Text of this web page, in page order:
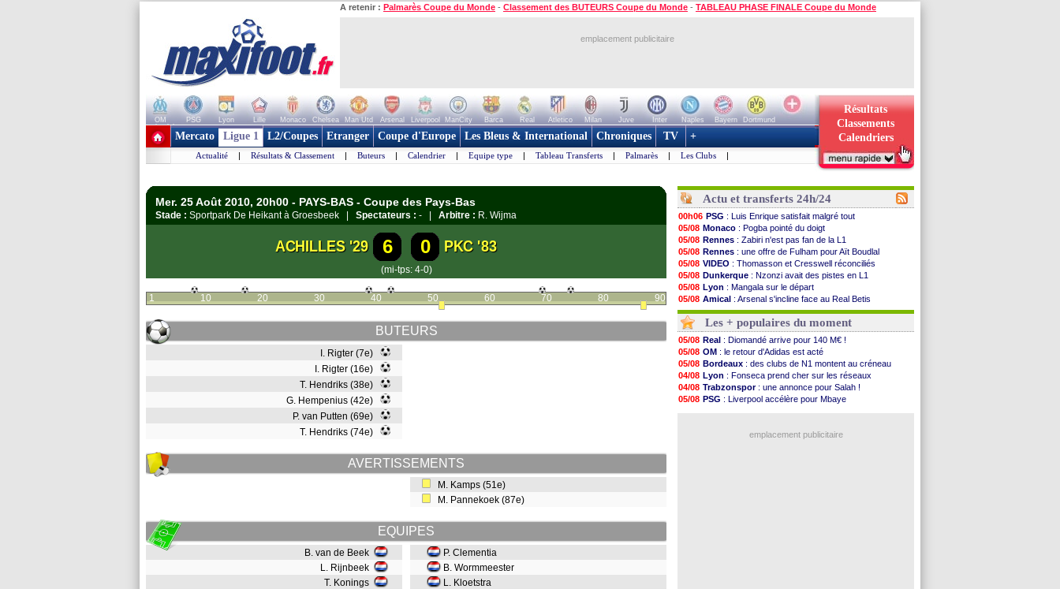
A retenir : Palmarès Coupe du Monde - Classement des BUTEURS Coupe du Monde - TABLEAU PHASE FINALE Coupe du Monde
emplacement publicitaire
OM PSG Lyon Lille Monaco Chelsea Man Utd Arsenal Liverpool ManCity Barca Real Atletico Milan Juve Inter Naples Bayern
Dortmund
+ de clubs
Résultats
Classements
Calendriers
Mercato Ligue 1 L2/Coupes Etranger Coupe d'Europe Les Bleus & International Chroniques TV +
Actualité | Résultats & Classement | Buteurs | Calendrier | Equipe type | Tableau Transferts | Palmarès | Les Clubs |
Mer. 25 Août 2010, 20h00 - PAYS-BAS - Coupe des Pays-Bas
Stade : Sportpark De Heikant à Groesbeek | Spectateurs : - | Arbitre : R. Wijma
ACHILLES '29 6 0 PKC '83
(mi-tps: 4-0)
1 10 20 30 40 50 60 70 80 90
BUTEURS
I. Rigter (7e)
I. Rigter (16e)
T. Hendriks (38e)
G. Hempenius (42e)
P. van Putten (69e)
T. Hendriks (74e)
AVERTISSEMENTS
M. Kamps (51e)
M. Pannekoek (87e)
EQUIPES
B. van de Beek
L. Rijnbeek
T. Konings
P. Clementia
B. Wormmeester
L. Kloetstra
Actu et transferts 24h/24
00h06 PSG : Luis Enrique satisfait malgré tout
05/08 Monaco : Pogba pointé du doigt
05/08 Rennes : Zabiri n'est pas fan de la L1
05/08 Rennes : une offre de Fulham pour Aït Boudlal
05/08 VIDEO : Thomasson et Cresswell réconciliés
05/08 Dunkerque : Nzonzi avait des pistes en L1
05/08 Lyon : Mangala sur le départ
05/08 Amical : Arsenal s'incline face au Real Betis
05/08 Amical: lourde défaite pour le PSG
05/08
Man City: Maresca flou pour Reijnders
05/08 LdC: Fenerbahçe prend une belle option
05/08 Al-Diriyah: Mbemba arrive libre (officiel)
05/08 Atletico: le plan d'Alvarez à son retour
05/08 Amical: premier succès pour Brest
05/08 VIDEO: le joli but de Greenwood avec le Fener !
05/08 CdM 2030: une promesse d'Infantino au Maroc ...
05/08 PSG : la compo pour le premier match amical
: l'OM domine Al-Shahaniya
Les + populaires du moment
05/08 Real : Diomandé arrive pour 140 M€ !
05/08 OM : le retour d'Adidas est acté
05/08 Bordeaux : des clubs de N1 montent au créneau
04/08 Lyon : Fonseca prend cher sur les réseaux
04/08 Trabzonspor : une annonce pour Salah !
05/08 PSG : Liverpool accélère pour Mbaye
emplacement publicitaire